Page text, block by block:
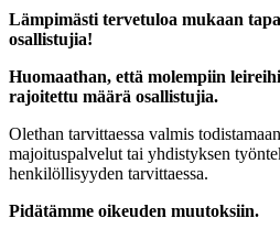
Lämpimästi tervetuloa mukaan
osallistujia!
Huomaathan, että molempiin
rajoitettu määrä osallistujia.
Olethan tarvittaessa valmis
majoituspalvelut tai yhdistyksen
henkilöllisyyden tarvittaessa.
Pidätämme oikeuden muutoksiin.